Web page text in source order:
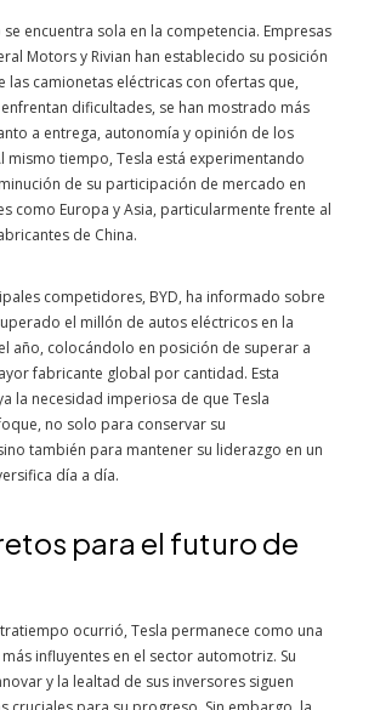
se encuentra sola en la competencia. Empresas
Motors y Rivian han establecido su posición
las camionetas eléctricas con ofertas que,
dificultades, se han mostrado más
a entrega, autonomía y opinión de los
mismo tiempo, Tesla está experimentando
de su participación de mercado en
como Europa y Asia, particularmente frente al
de China.
competidores, BYD, ha informado sobre
el millón de autos eléctricos en la
año, colocándolo en posición de superar a
fabricante global por cantidad. Esta
la necesidad imperiosa de que Tesla
no solo para conservar su
también para mantener su liderazgo en un
día a día.
para el futuro de
ocurrió, Tesla permanece como una
influyentes en el sector automotriz. Su
y la lealtad de sus inversores siguen